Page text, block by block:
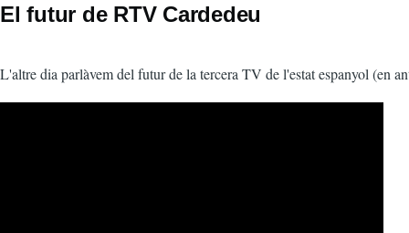
El futur de RTV Cardedeu
L'altre dia parlàvem del futur de la tercera TV de l'estat espanyol (en